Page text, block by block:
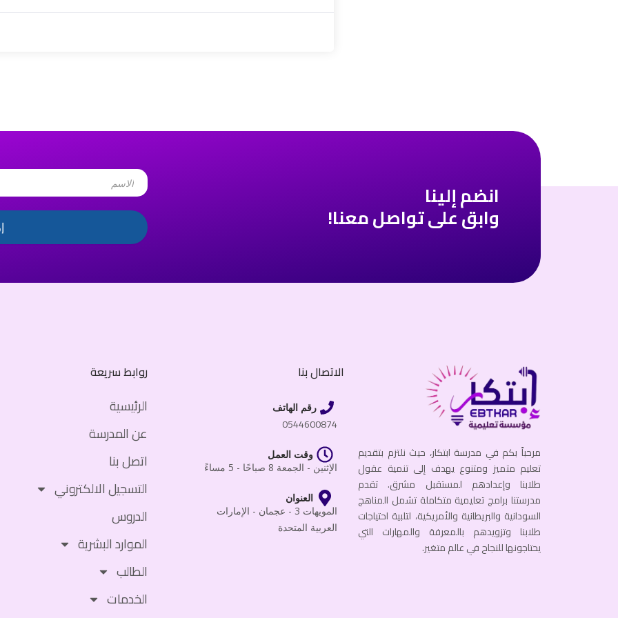
انضم إلينا
وابق على تواصل معنا!
Name
مرحباً بكم في مدرسة ابتكار، حيث نلتزم بتقديم
تعليم متميز ومتنوع يهدف إلى تنمية عقول
طلابنا وإعدادهم لمستقبل مشرق. تقدم
مدرستنا برامج تعليمية متكاملة تشمل المناهج
السودانية والبريطانية والأمريكية، لتلبية احتياجات
طلابنا وتزويدهم بالمعرفة والمهارات التي
يحتاجونها للنجاح في عالم متغير.
الاتصال بنا
رقم الهاتف
0544600874
وقت العمل
الإثنين - الجمعة 8 صباحًا - 5 مساءً
العنوان
المويهات 3 - عجمان - الإمارات
العربية المتحدة
روابط سريعة
الرئيسية
عن المدرسة
اتصل بنا
التسجيل الالكتروني
الدروس
الموارد البشرية
الطالب
الخدمات